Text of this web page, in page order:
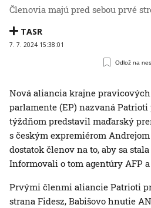
Členovia majú pred sebou prvé
TASR
7. 7. 2024 15:38:01
Odlož na
Nová aliancia krajne
parlamente (EP) nazvaná
týždňom predstavil maďarský
s českým expremiérom
dostatok členov na to, aby sa
Informovali o tom agentúry AFP a
Prvými členmi aliancie Patrioti
strana Fidesz, Babišovo hnutie